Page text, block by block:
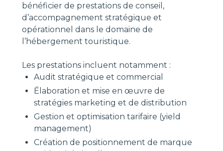
bénéficier de prestations de conseil,
d’accompagnement stratégique et
opérationnel dans le domaine de
l’hébergement touristique.
Les prestations incluent notamment :
Audit stratégique et commercial
Élaboration et mise en œuvre de
stratégies marketing et de distribution
Gestion et optimisation tarifaire (yield
management)
Création de positionnement de marque